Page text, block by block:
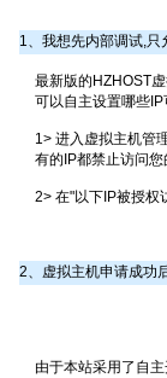
1、我想先内部调试,
最新版的HZHOST
可以自主设置哪些
1> 进入虚拟主机管
有的IP都禁止访问
2> 在"以下IP被授权
2、虚拟主机申请成功
由于本站采用了自